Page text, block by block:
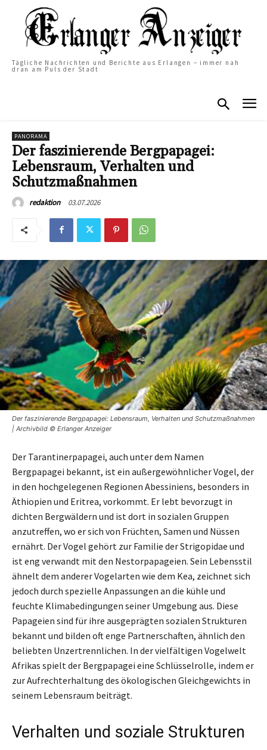
Tägliche Nachrichten und Berichte aus Erlangen – immer nah
dran am Puls der Stadt
PANORAMA
Der faszinierende Bergpapagei:
Lebensraum, Verhalten und
Schutzmaßnahmen
redaktion 03.07.2026
Der faszinierende Bergpapagei: Lebensraum, Verhalten und Schutzmaßnahmen
| Archivbild © Erlanger Anzeiger
Der Tarantinerpapagei, auch unter dem Namen
Bergpapagei bekannt, ist ein außergewöhnlicher Vogel, der
in den hochgelegenen Regionen Abessiniens, besonders in
Äthiopien und Eritrea, vorkommt. Er lebt bevorzugt in
dichten Bergwäldern und ist dort in sozialen Gruppen
anzutreffen, wo er sich von Früchten, Samen und Nüssen
ernährt. Der Vogel gehört zur Familie der Strigopidae und
ist eng verwandt mit den Nestorpapageien. Sein Lebensstil
ähnelt dem anderer Vogelarten wie dem Kea, zeichnet sich
jedoch durch spezielle Anpassungen an die kühle und
feuchte Klimabedingungen seiner Umgebung aus. Diese
Papageien sind für ihre ausgeprägten sozialen Strukturen
bekannt und bilden oft enge Partnerschaften, ähnlich den
beliebten Unzertrennlichen. In der vielfältigen Vogelwelt
Afrikas spielt der Bergpapagei eine Schlüsselrolle, indem er
zur Aufrechterhaltung des ökologischen Gleichgewichts in
seinem Lebensraum beiträgt.
Verhalten und soziale Strukturen